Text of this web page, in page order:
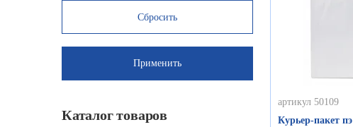
Каталог товаров
артикул 50109
Курьер-пакет